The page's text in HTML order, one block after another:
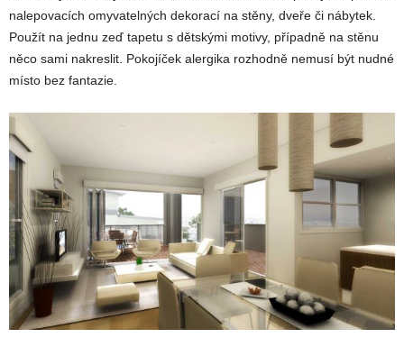
nalepovacích omyvatelných dekorací na stěny, dveře či nábytek.
Použít na jednu zeď tapetu s dětskými motivy, případně na stěnu
něco sami nakreslit. Pokojíček alergika rozhodně nemusí být nudné
místo bez fantazie.